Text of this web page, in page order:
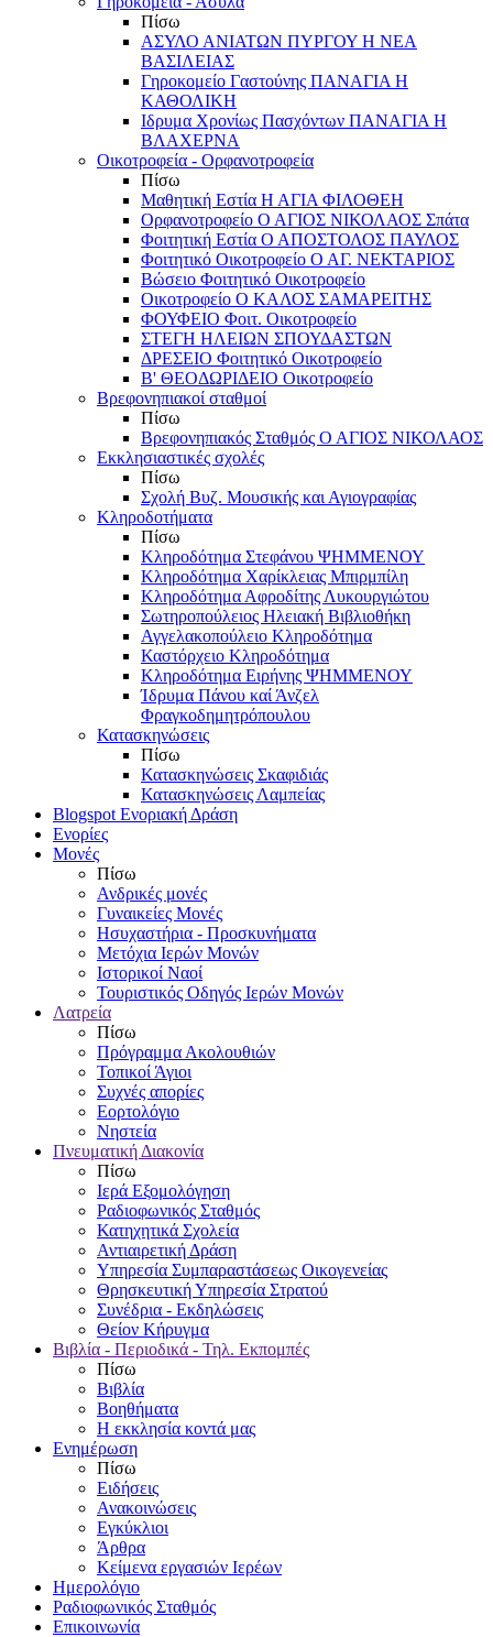
Πίσω
ΑΣΥΛΟ ΑΝΙΑΤΩΝ ΠΥΡΓΟΥ Η ΝΕΑ
ΒΑΣΙΛΕΙΑΣ
Γηροκομείο Γαστούνης ΠΑΝΑΓΙΑ Η
ΚΑΘΟΛΙΚΗ
Ιδρυμα Χρονίως Πασχόντων ΠΑΝΑΓΙΑ Η
ΒΛΑΧΕΡΝΑ
Οικοτροφεία - Ορφανοτροφεία
Πίσω
Μαθητική Εστία Η ΑΓΙΑ ΦΙΛΟΘΕΗ
Ορφανοτροφείο Ο ΑΓΙΟΣ ΝΙΚΟΛΑΟΣ Σπάτα
Φοιτητική Εστία Ο ΑΠΟΣΤΟΛΟΣ ΠΑΥΛΟΣ
Φοιτητικό Οικοτροφείο Ο ΑΓ. ΝΕΚΤΑΡΙΟΣ
Βώσειο Φοιτητικό Οικοτροφείο
Οικοτροφείο Ο ΚΑΛΟΣ ΣΑΜΑΡΕΙΤΗΣ
ΦΟΥΦΕΙΟ Φοιτ. Οικοτροφείο
ΣΤΕΓΗ ΗΛΕΙΩΝ ΣΠΟΥΔΑΣΤΩΝ
ΔΡΕΣΕΙΟ Φοιτητικό Οικοτροφείο
Β' ΘΕΟΔΩΡΙΔΕΙΟ Οικοτροφείο
Βρεφονηπιακοί σταθμοί
Πίσω
Βρεφονηπιακός Σταθμός Ο ΑΓΙΟΣ ΝΙΚΟΛΑΟΣ
Εκκλησιαστικές σχολές
Πίσω
Σχολή Βυζ. Μουσικής και Αγιογραφίας
Κληροδοτήματα
Πίσω
Κληροδότημα Στεφάνου ΨΗΜΜΕΝΟΥ
Κληροδότημα Χαρίκλειας Μπιρμπίλη
Κληροδότημα Αφροδίτης Λυκουργιώτου
Σωτηροπούλειος Ηλειακή Βιβλιοθήκη
Αγγελακοπούλειο Κληροδότημα
Καστόρχειο Κληροδότημα
Κληροδότημα Ειρήνης ΨΗΜΜΕΝΟΥ
Ίδρυμα Πάνου καί Άνζελ
Φραγκοδημητρόπουλου
Κατασκηνώσεις
Πίσω
Κατασκηνώσεις Σκαφιδιάς
Κατασκηνώσεις Λαμπείας
Blogspot Ενοριακή Δράση
Ενορίες
Μονές
Πίσω
Ανδρικές μονές
Γυναικείες Μονές
Ησυχαστήρια - Προσκυνήματα
Μετόχια Ιερών Μονών
Ιστορικοί Ναοί
Τουριστικός Οδηγός Ιερών Μονών
Λατρεία
Πίσω
Πρόγραμμα Ακολουθιών
Τοπικοί Άγιοι
Συχνές απορίες
Εορτολόγιο
Νηστεία
Πνευματική Διακονία
Πίσω
Ιερά Εξομολόγηση
Ραδιοφωνικός Σταθμός
Κατηχητικά Σχολεία
Αντιαιρετική Δράση
Υπηρεσία Συμπαραστάσεως Οικογενείας
Θρησκευτική Υπηρεσία Στρατού
Συνέδρια - Εκδηλώσεις
Θείον Κήρυγμα
Βιβλία - Περιοδικά - Τηλ. Εκπομπές
Πίσω
Βιβλία
Βοηθήματα
Η εκκλησία κοντά μας
Ενημέρωση
Πίσω
Ειδήσεις
Ανακοινώσεις
Εγκύκλιοι
Άρθρα
Κείμενα εργασιών Ιερέων
Ημερολόγιο
Ραδιοφωνικός Σταθμός
Επικοινωνία